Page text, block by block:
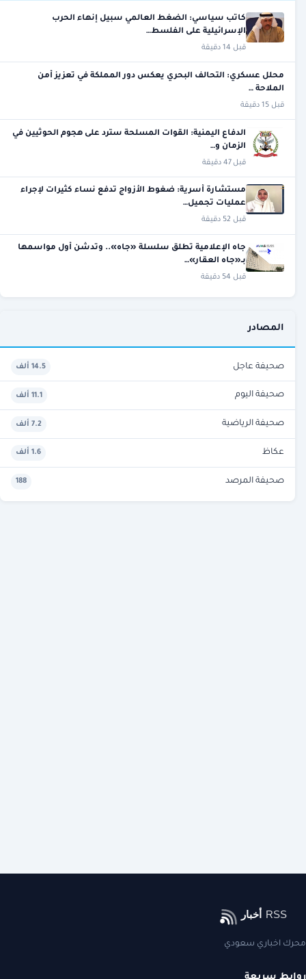
كاتب سياسي: الضغط العالمي سبيل إنهاء الحرب
الإسرائيلية على الفلسط…
قبل 14 دقيقة
محلل عسكري: التحالف البحري يعكس دور المملكة في تعزيز أمن
الملاحة …
قبل 15 دقيقة
الدفاع اليمنية: القوات المسلحة سترد على هجوم الحوثيين في
الزمان و…
قبل 47 دقيقة
مستشارة أسرية: ضغوط الأزواج تدفع نساء كثيرات لإجراء
عمليات تجميل…
قبل 52 دقيقة
جاه الإعلامية تطلق سلسلة «جاه».. وتدشن أول مواسمها
بـ«جاه العقار»…
قبل 54 دقيقة
المصادر
صحيفة عاجل 14.5 ألف
صحيفة اليوم 11.1 ألف
صحيفة الرياضية 7.2 ألف
عكاظ 1.6 ألف
صحيفة المرصد 188
محرك اخباري سعودي